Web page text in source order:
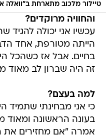
טיילור מלכוב מתארחת ב"וואלה
והחוויה מרוקדים?
עכשיו אני יכולה להגיד
הייתה מטורפת, אחד
בחיים. אבל אז כשהכל
זה היה שברון לב מאוד
למה בעצם?
כי אני מבחינתי שתמיד
בעונה הראשונה ומאוד
אמרה "אם מחזירים את